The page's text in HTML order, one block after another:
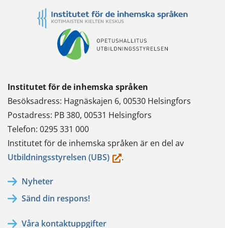
Institutet för de inhemska språken
Besöksadress: Hagnäskajen 6, 00530 Helsingfors
Postadress: PB 380, 00531 Helsingfors
Telefon: 0295 331 000
Institutet för de inhemska språken är en del av
Utbildningsstyrelsen (UBS)(du.
Nyheter
Sänd din respons!
Våra kontaktuppgifter